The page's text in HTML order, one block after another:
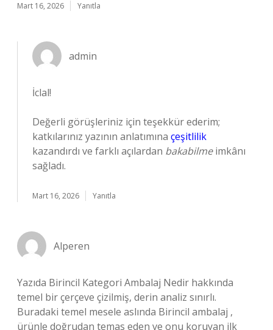
Mart 16, 2026 Yanıtla
admin
İclal!
Değerli görüşleriniz için teşekkür ederim;
katkılarınız yazının anlatımına çeşitlilik
kazandırdı ve farklı açılardan bakabilmeimkânı
sağladı.
Mart 16, 2026 Yanıtla
Alperen
Yazıda Birincil Kategori Ambalaj Nedir hakkında
temel bir çerçeve çizilmiş, derin analiz sınırlı.
Buradaki temel mesele aslında Birincil ambalaj ,
ürünle doğrudan temas eden ve onu koruyan ilk